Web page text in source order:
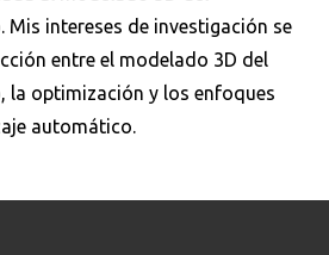
intereses de investigación se
entre el modelado 3D del
la optimización y los enfoques
automático.